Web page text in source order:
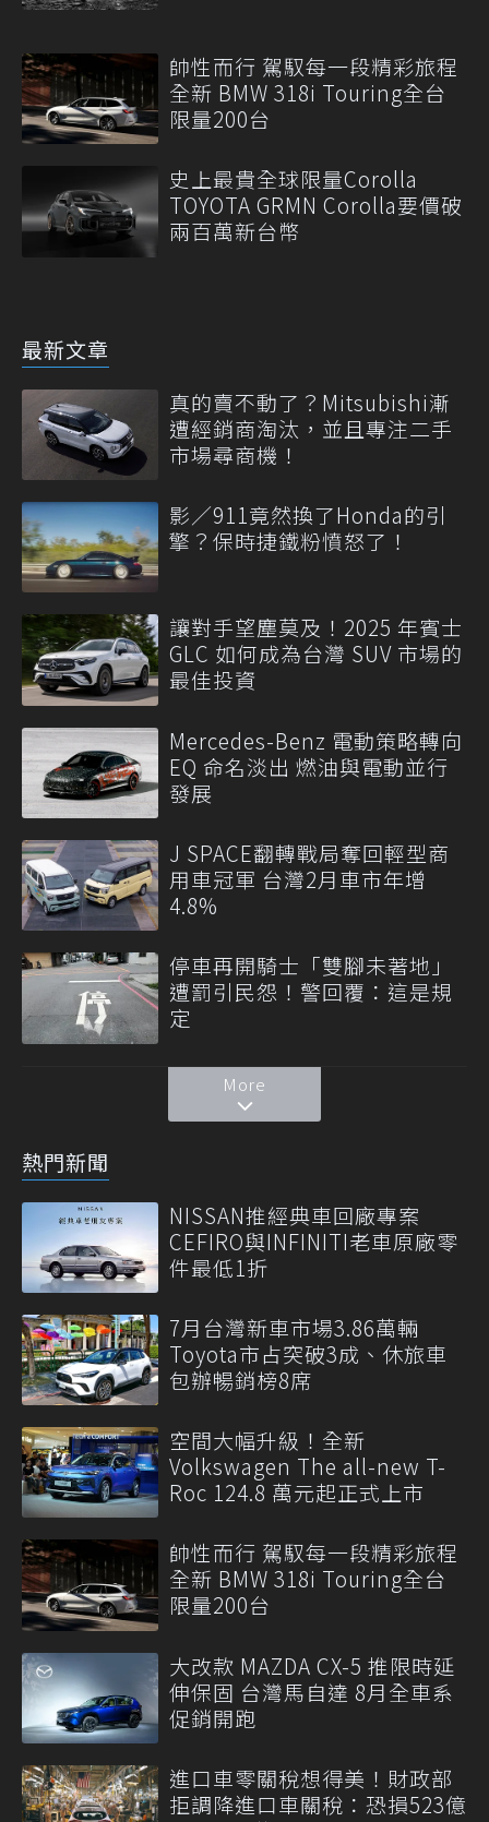
帥性而行 駕馭每一段精彩旅程
全新 BMW 318i Touring全台
限量200台
史上最貴全球限量Corolla
TOYOTA GRMN Corolla要價破
兩百萬新台幣
最新文章
真的賣不動了？Mitsubishi漸
遭經銷商淘汰，並且專注二手
市場尋商機！
影／911竟然換了Honda的引
擎？保時捷鐵粉憤怒了！
讓對手望塵莫及！2025 年賓士
GLC 如何成為台灣 SUV 市場的
最佳投資
Mercedes-Benz 電動策略轉向
EQ 命名淡出 燃油與電動並行
發展
J SPACE翻轉戰局奪回輕型商
用車冠軍 台灣2月車市年增
4.8%
停車再開騎士「雙腳未著地」
遭罰引民怨！警回覆：這是規
定
More
熱門新聞
NISSAN推經典車回廠專案
CEFIRO與INFINITI老車原廠零
件最低1折
7月台灣新車市場3.86萬輛
Toyota市占突破3成、休旅車
包辦暢銷榜8席
空間大幅升級！全新
Volkswagen The all-new T-
Roc 124.8 萬元起正式上市
帥性而行 駕馭每一段精彩旅程
全新 BMW 318i Touring全台
限量200台
大改款 MAZDA CX-5 推限時延
伸保固 台灣馬自達 8月全車系
促銷開跑
進口車零關稅想得美！財政部
拒調降進口車關稅：恐損523億